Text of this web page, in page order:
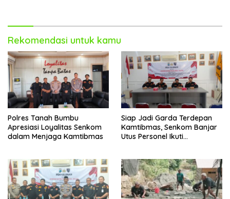
Rekomendasi untuk kamu
Polres Tanah Bumbu
Apresiasi Loyalitas Senkom
dalam Menjaga Kamtibmas
Siap Jadi Garda Terdepan
Kamtibmas, Senkom Banjar
Utus Personel Ikuti